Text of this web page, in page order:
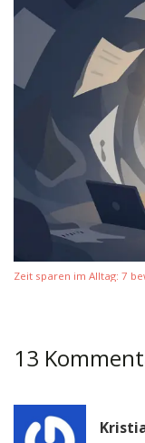
Zeit sparen im Alltag: 7
13